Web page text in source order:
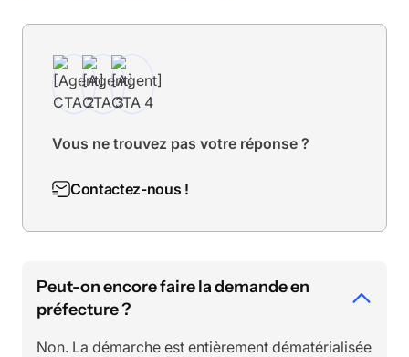
Vous ne trouvez pas votre réponse ?
Contactez-nous !
Peut-on encore faire la demande en
préfecture ?
Non. La démarche est entièrement dématérialisée